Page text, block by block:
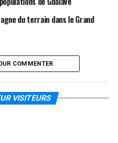
du terrain dans le Grand
COMMENTER
VISITEURS